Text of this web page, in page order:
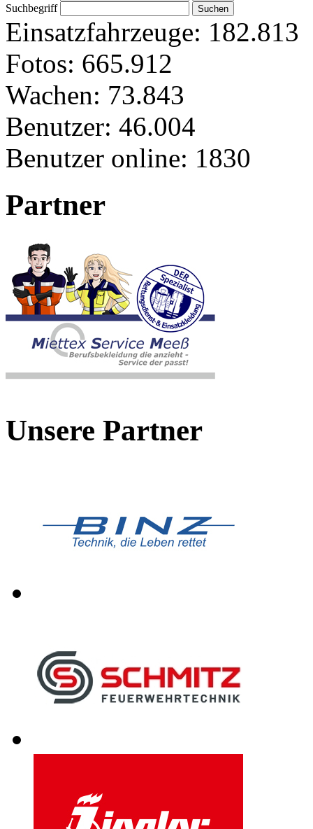
Suchbegriff
Einsatzfahrzeuge: 182.813
Fotos: 665.912
Wachen: 73.843
Benutzer: 46.004
Benutzer online: 1830
Partner
Unsere Partner